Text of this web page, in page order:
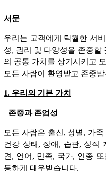
서문
우리는 고객에게 탁월한 서
성, 권리 및 다양성을 존중할
의 공통 가치를 상기시키고
모든 사람이 환영받고 존중
1. 우리의 기본 가치
- 존중과 존엄성
모든 사람은 출신, 성별, 가
건강 상태, 장애, 습관, 성적
견, 언어, 민족, 국가, 인종
등하게 대우받습니다.